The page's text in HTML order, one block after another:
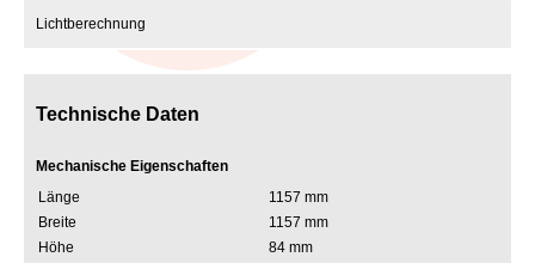
Lichtberechnung
Technische Daten
Mechanische Eigenschaften
Länge
1157 mm
Breite
1157 mm
Höhe
84 mm